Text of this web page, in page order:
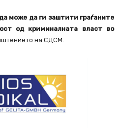
може да ги заштити граѓаните
од криминалната власт во
на СДСМ.